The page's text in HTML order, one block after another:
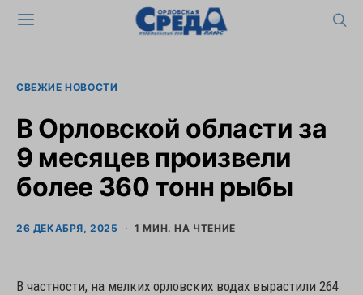
СВЕЖИЕ НОВОСТИ
В Орловской области за
9 месяцев произвели
более 360 тонн рыбы
26 ДЕКАБРЯ, 2025 1 МИН. НА ЧТЕНИЕ
В частности, на мелких орловских водах вырастили 264